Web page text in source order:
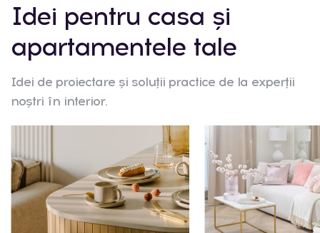
Idei pentru casa și
apartamentele tale
Idei de proiectare și soluții practice de la experții
noștri în interior.